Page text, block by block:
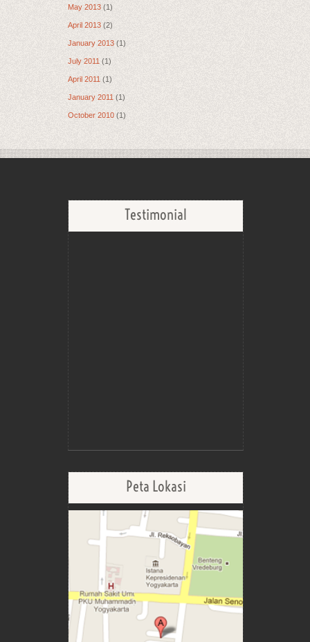
May 2013 (1)
April 2013 (2)
January 2013 (1)
July 2011 (1)
April 2011 (1)
January 2011 (1)
October 2010 (1)
Testimonial
Peta Lokasi